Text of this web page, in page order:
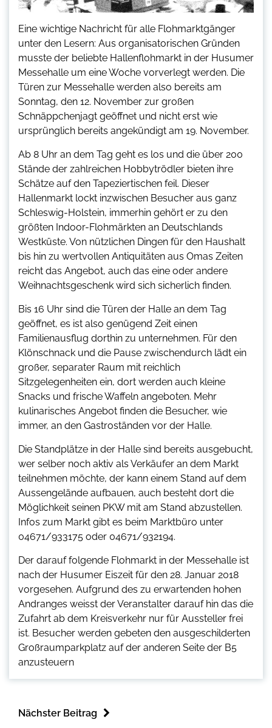
Eine wichtige Nachricht für alle Flohmarktgänger
unter den Lesern: Aus organisatorischen Gründen
musste der beliebte Hallenflohmarkt in der Husumer
Messehalle um eine Woche vorverlegt werden. Die
Türen zur Messehalle werden also bereits am
Sonntag, den 12. November zur großen
Schnäppchenjagt geöffnet und nicht erst wie
ursprünglich bereits angekündigt am 19. November.
Ab 8 Uhr an dem Tag geht es los und die über 200
Stände der zahlreichen Hobbytrödler bieten ihre
Schätze auf den Tapeziertischen feil. Dieser
Hallenmarkt lockt inzwischen Besucher aus ganz
Schleswig-Holstein, immerhin gehört er zu den
größten Indoor-Flohmärkten an Deutschlands
Westküste. Von nützlichen Dingen für den Haushalt
bis hin zu wertvollen Antiquitäten aus Omas Zeiten
reicht das Angebot, auch das eine oder andere
Weihnachtsgeschenk wird sich sicherlich finden.
Bis 16 Uhr sind die Türen der Halle an dem Tag
geöffnet, es ist also genügend Zeit einen
Familienausflug dorthin zu unternehmen. Für den
Klönschnack und die Pause zwischendurch lädt ein
großer, separater Raum mit reichlich
Sitzgelegenheiten ein, dort werden auch kleine
Snacks und frische Waffeln angeboten. Mehr
kulinarisches Angebot finden die Besucher, wie
immer, an den Gastroständen vor der Halle.
Die Standplätze in der Halle sind bereits ausgebucht,
wer selber noch aktiv als Verkäufer an dem Markt
teilnehmen möchte, der kann einem Stand auf dem
Aussengelände aufbauen, auch besteht dort die
Möglichkeit seinen PKW mit am Stand abzustellen.
Infos zum Markt gibt es beim Marktbüro unter
04671/933175 oder 04671/932194.
Der darauf folgende Flohmarkt in der Messehalle ist
nach der Husumer Eiszeit für den 28. Januar 2018
vorgesehen. Aufgrund des zu erwartenden hohen
Andranges weisst der Veranstalter darauf hin das die
Zufahrt ab dem Kreisverkehr nur für Aussteller frei
ist. Besucher werden gebeten den ausgeschilderten
Großraumparkplatz auf der anderen Seite der B5
anzusteuern
Nächster Beitrag